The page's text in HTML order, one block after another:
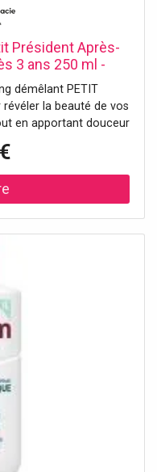
Président Après-
3 ans 250 ml -
200 ml
démêlant PETIT
révéler la beauté de vos
en apportant douceur